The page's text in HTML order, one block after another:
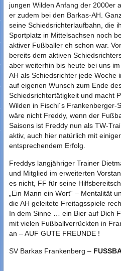
jungen Wilden Anfang der 2000er
er zudem bei den Barkas-AH.
seine Schiedsrichterlaufbahn, die
Sportplatz in Mittelsachsen noch
aktiver Fußballer eh schon war.
bereits dem aktiven
aber weiterhin bis heute bei uns
AH als Schiedsrichter jede Woche
auf eigenen Wunsch zum Ende
Schiedsrichtertätigkeit und macht
Wilden in Fischi´s Frankenberger-
wäre nicht Freddy, wenn der
Saisons ist Freddy nun als TW-
aktiv, auch hier natürlich mit
entsprechendem Erfolg.
Freddys langjähriger Trainer
und Mitglied im erweiterten
es nicht, FF für seine
„Ein Mann ein Wort“ – Mentalität
die AH geleitete Freitagsspiele
In dem Sinne … ein Bier auf Dich
mit vielen Fußballverrückten in
an – AUF GUTE FREUNDE !
SV Barkas Frankenberg –